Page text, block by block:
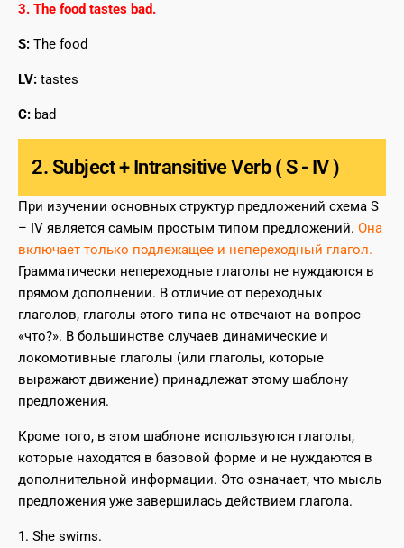
3. The food tastes bad.
S: The food
LV: tastes
C: bad
2. Subject + Intransitive Verb ( S - IV )
При изучении основных структур предложений схема S
– IV является самым простым типом предложений. Она
включает только подлежащее и непереходный глагол.
Грамматически непереходные глаголы не нуждаются в
прямом дополнении. В отличие от переходных
глаголов, глаголы этого типа не отвечают на вопрос
«что?». В большинстве случаев динамические и
локомотивные глаголы (или глаголы, которые
выражают движение) принадлежат этому шаблону
предложения.
Кроме того, в этом шаблоне используются глаголы,
которые находятся в базовой форме и не нуждаются в
дополнительной информации. Это означает, что мысль
предложения уже завершилась действием глагола.
1. She swims.